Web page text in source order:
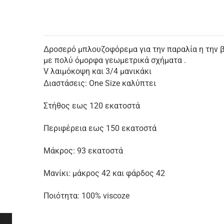
Δροσερό μπλουζοφόρεμα για την παραλία η την
με πολύ όμορφα γεωμετρικά σχήματα .
V λαιμόκοψη και 3/4 μανικάκι
Διαστάσεις: One Size καλύπτει
Στήθος εως 120 εκατοστά
Περιφέρεια εως 150 εκατοστά
Μάκρος: 93 εκατοστά
Μανίκι: μάκρος 42 και φάρδος 42
Ποιότητα: 100% viscoze